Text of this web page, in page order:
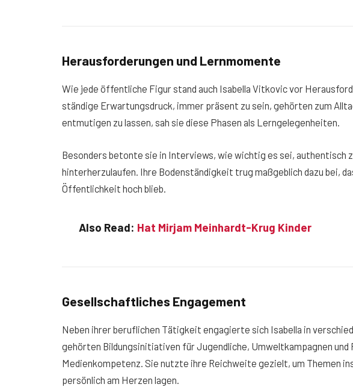
Herausforderungen und Lernmomente
Wie jede öffentliche Figur stand auch Isabella Vitkovic vor
ständige Erwartungsdruck, immer präsent zu sein, gehörten zum
entmutigen zu lassen, sah sie diese Phasen als Lerngelegenheiten.
Besonders betonte sie in Interviews, wie wichtig es sei, authentisch
hinterherzulaufen. Ihre Bodenständigkeit trug maßgeblich dazu bei,
Öffentlichkeit hoch blieb.
Also Read: Hat Mirjam Meinhardt-Krug Kinder
Gesellschaftliches Engagement
Neben ihrer beruflichen Tätigkeit engagierte sich Isabella in
gehörten Bildungsinitiativen für Jugendliche, Umweltkampagnen und
Medienkompetenz. Sie nutzte ihre Reichweite gezielt, um Themen
persönlich am Herzen lagen.